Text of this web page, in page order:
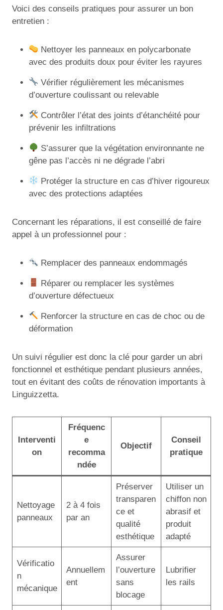
Voici des conseils pratiques pour assurer un bon
entretien :
Nettoyer les panneaux en polycarbonate
avec des produits doux pour éviter les rayures
Vérifier régulièrement les mécanismes
d’ouverture coulissant ou relevable
Contrôler l’état des joints d’étanchéité pour
prévenir les infiltrations
S’assurer que la végétation environnante ne
gêne pas l’accès ni ne dégrade l’abri
Protéger la structure en cas d’hiver rigoureux
avec des protections adaptées
Concernant les réparations, il est conseillé de faire
appel à un professionnel pour :
Remplacer des panneaux endommagés
Réparer ou remplacer les systèmes
d’ouverture défectueux
Renforcer la structure en cas de choc ou de
déformation
Un suivi régulier est donc la clé pour garder un abri
fonctionnel et esthétique pendant plusieurs années,
tout en évitant des coûts de rénovation importants à
Linguizzetta.
Interventi
on
Fréquenc
e
recomma
ndée
Objectif
Conseil
pratique
Nettoyage
panneaux
2 à 4 fois
par an
Préserver
transparen
ce et
qualité
esthétique
Utiliser un
chiffon non
abrasif et
produit
adapté
Vérificatio
n
mécanique
Annuellem
ent
Assurer
l’ouverture
sans
blocage
Lubrifier
les rails